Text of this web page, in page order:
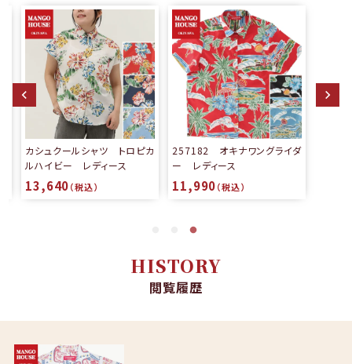
カシュクールシャツ トロピカ
ルハイビー レディース
13,640（税込）
257182 オキナワングライダ
ー レディース
11,990（税込）
HISTORY
閲覧履歴